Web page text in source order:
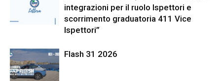
integrazioni per il ruolo Ispettori e
scorrimento graduatoria 411 Vice
Ispettori”
Flash 31 2026